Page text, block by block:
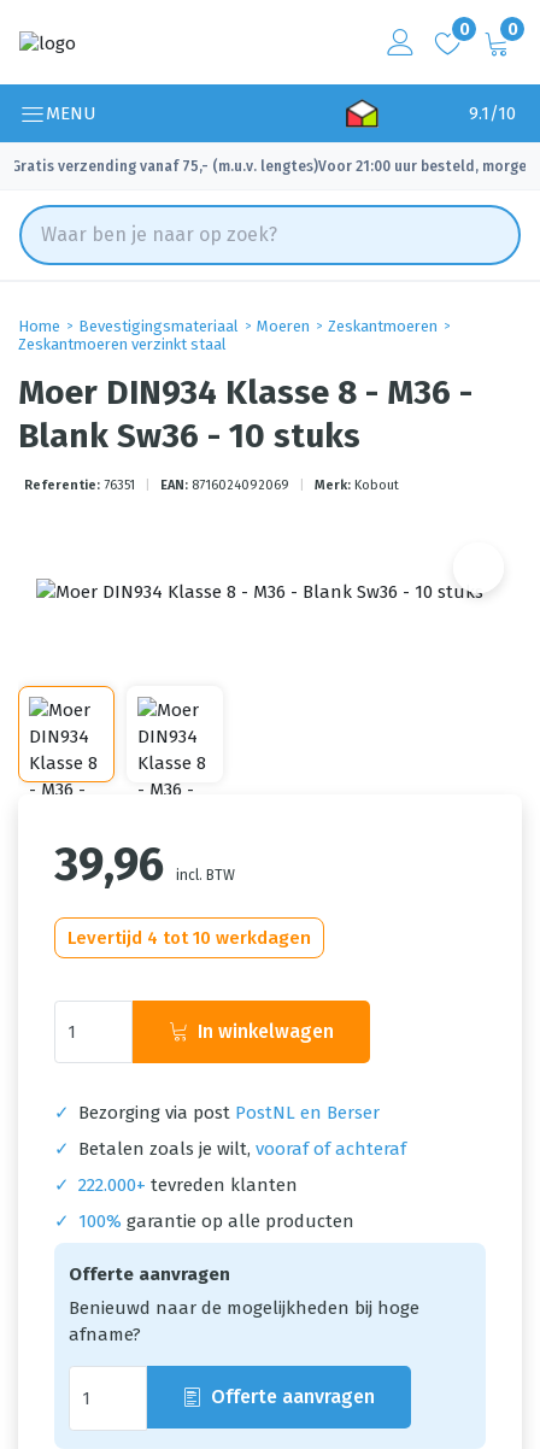
0 0
MENU 9.1/10
Gratis verzending vanaf 75,- (m.u.v. lengtes)
✓ Voor 21:00 uur besteld, morgen
Home Bevestigingsmateriaal Moeren
Zeskantmoeren
Zeskantmoeren verzinkt staal
Moer DIN934 Klasse 8 - M36 -
Blank Sw36 - 10 stuks
Referentie: 76351 EAN: 8716024092069 Merk: Kobout
39,96 incl. BTW
Levertijd 4 tot 10 werkdagen
In winkelwagen
✓ Bezorging via post PostNL en Berser
✓
Betalen zoals je wilt, vooraf of achteraf
✓ 222.000+ tevreden klanten
✓
100% garantie op alle producten
Offerte aanvragen
Benieuwd naar de mogelijkheden bij hoge
afname?
Offerte aanvragen